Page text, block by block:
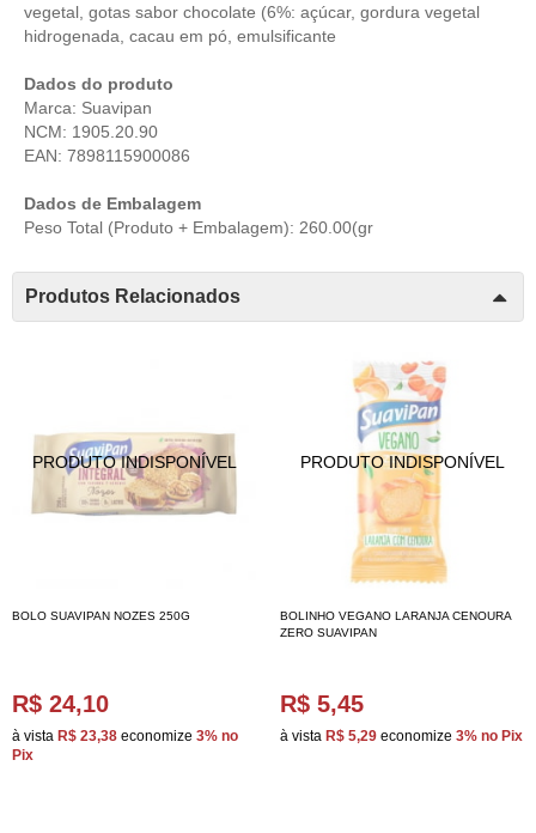
vegetal, gotas sabor chocolate (6%: açúcar, gordura vegetal
hidrogenada, cacau em pó, emulsificante
Dados do produto
Marca: Suavipan
NCM: 1905.20.90
EAN: 7898115900086
Dados de Embalagem
Peso Total (Produto + Embalagem): 260.00(gr
Produtos Relacionados
BOLO SUAVIPAN NOZES 250G
R$ 24,10
à vista R$ 23,38 economize 3% no
Pix
BOLINHO VEGANO LARANJA CENOURA
ZERO SUAVIPAN
R$ 5,45
à vista R$ 5,29 economize 3% no Pix